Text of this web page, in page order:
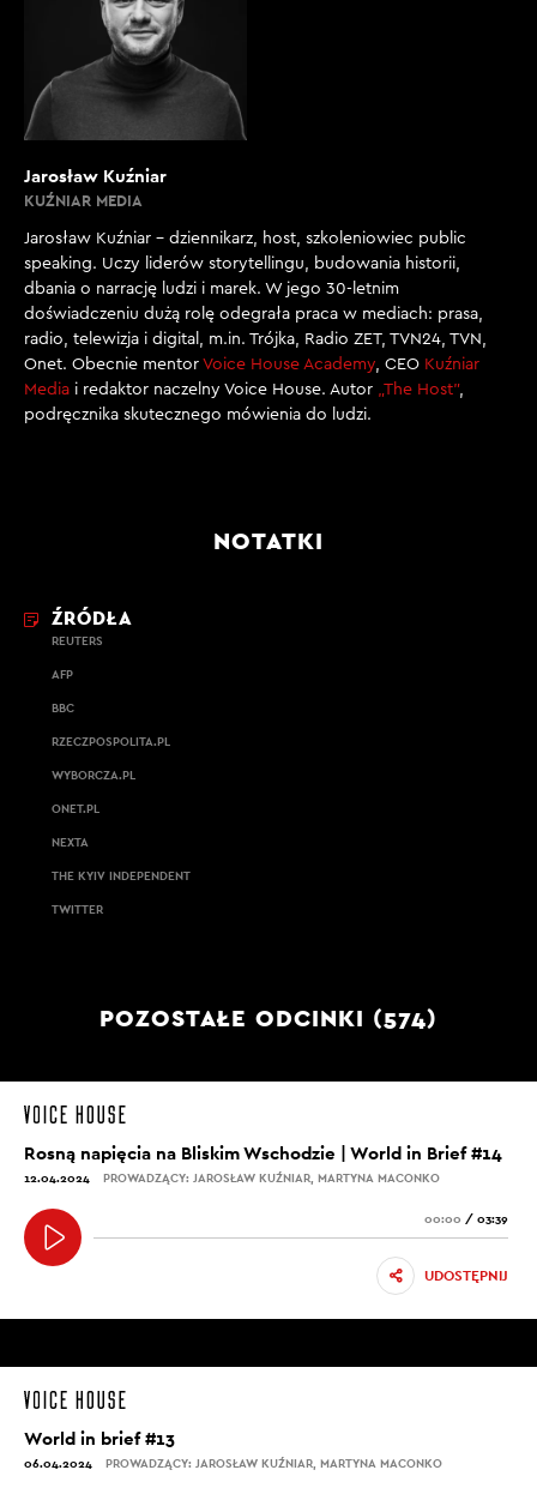
Jarosław Kuźniar
KUŹNIAR MEDIA
Jarosław Kuźniar – dziennikarz, host, szkoleniowiec public
speaking. Uczy liderów storytellingu, budowania historii,
dbania o narrację ludzi i marek. W jego 30-letnim
doświadczeniu dużą rolę odegrała praca w mediach: prasa,
radio, telewizja i digital, m.in. Trójka, Radio ZET, TVN24, TVN,
Onet. Obecnie mentor Voice House Academy, CEO Kuźniar
Media i redaktor naczelny Voice House. Autor „The Host”,
podręcznika skutecznego mówienia do ludzi.
NOTATKI
ŹRÓDŁA
REUTERS
AFP
BBC
RZECZPOSPOLITA.PL
WYBORCZA.PL
ONET.PL
NEXTA
THE KYIV INDEPENDENT
TWITTER
POZOSTAŁE ODCINKI (574)
Rosną napięcia na Bliskim Wschodzie | World in Brief #14
12.04.2024 PROWADZĄCY: JAROSŁAW KUŹNIAR, MARTYNA MACONKO
00:00 / 03:39
UDOSTĘPNIJ
World in brief #13
06.04.2024 PROWADZĄCY: JAROSŁAW KUŹNIAR, MARTYNA MACONKO